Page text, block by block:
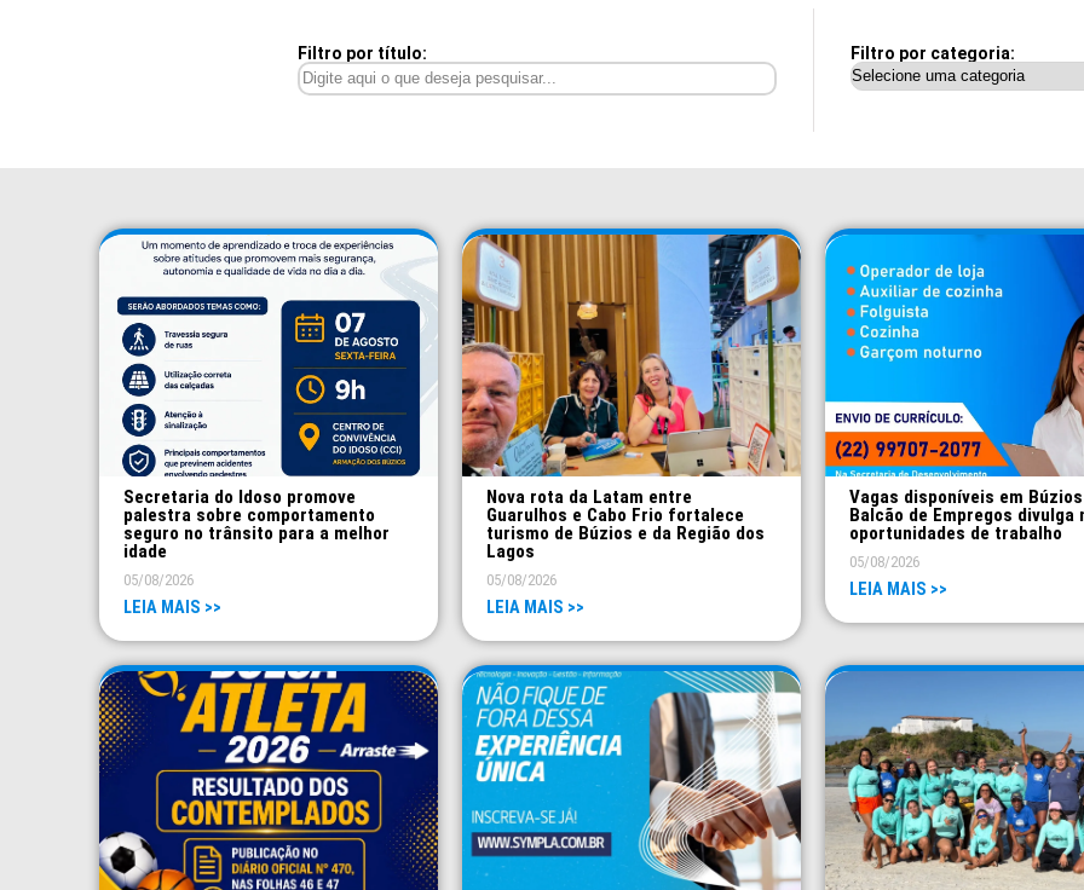
Filtro por título: Filtro por categoria:
Secretaria do Idoso promove
palestra sobre comportamento
seguro no trânsito para a melhor
idade
05/08/2026
LEIA MAIS >>
Nova rota da Latam entre
Guarulhos e Cabo Frio fortalece
turismo de Búzios e da Região dos
Lagos
05/08/2026
LEIA MAIS >>
Vagas disponíveis em
Balcão de Empregos divulga
oportunidades de trabalho
05/08/2026
LEIA MAIS >>